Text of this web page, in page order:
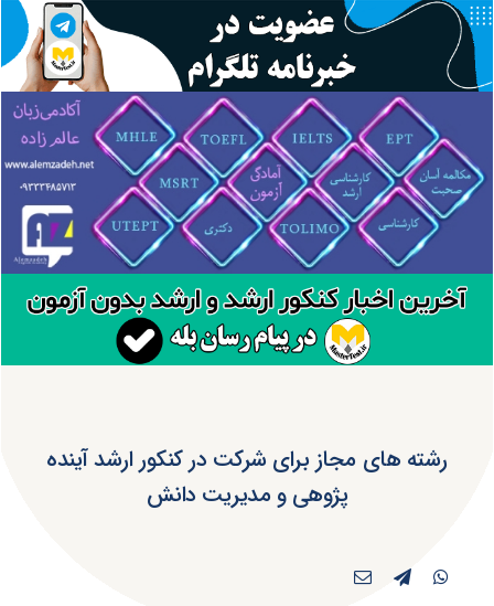
رشته های مجاز برای شرکت در کنکور ارشد آینده
پژوهی و مدیریت دانش